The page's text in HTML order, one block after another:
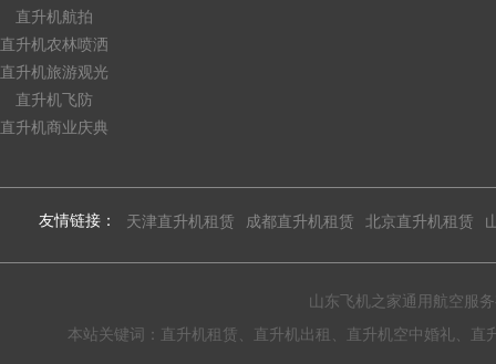
直升机航拍
直升机农林喷洒
直升机旅游观光
直升机飞防
直升机商业庆典
友情链接： 天津直升机租赁 成都直升机租赁 北京直升机租赁
山东飞机之家通用航空服
本站关键词：直升机租赁、直升机出租、直升机空中婚礼、